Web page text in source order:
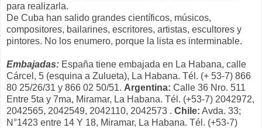
para realizarla.
De Cuba han salido grandes científicos, músicos,
compositores, bailarines, escritores, artistas, escultores y
pintores. No los enumero, porque la lista es interminable.
Embajadas: España tiene embajada en La Habana, calle
Cárcel, 5 (esquina a Zulueta), La Habana. Tél. (+ 53-7) 866
80 25/26/31 y 866 02 50/51. Argentina: Calle 36 Nro. 511
Entre 5ta y 7ma, Miramar, La Habana. Tél. (+53-7) 2042972,
2042565, 2042549, 2042110, 2042573 . Chile: Avda. 33;
N°1423 entre 14 Y 18, Miramar, La Habana. Tél. (+53-7)